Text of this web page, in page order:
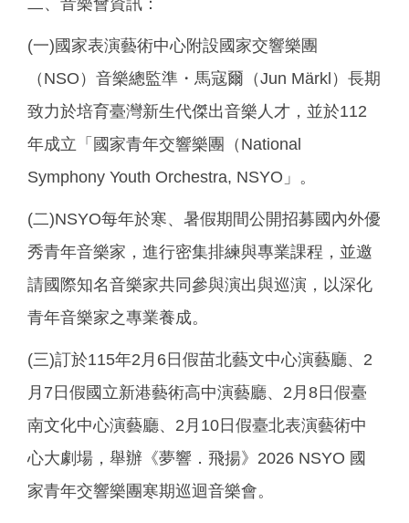
二、音樂會資訊：
(一)國家表演藝術中心附設國家交響樂團
（NSO）音樂總監準・馬寇爾（Jun Märkl）長期
致力於培育臺灣新生代傑出音樂人才，並於112
年成立「國家青年交響樂團（National
Symphony Youth Orchestra, NSYO」。
(二)NSYO每年於寒、暑假期間公開招募國內外優
秀青年音樂家，進行密集排練與專業課程，並邀
請國際知名音樂家共同參與演出與巡演，以深化
青年音樂家之專業養成。
(三)訂於115年2月6日假苗北藝文中心演藝廳、2
月7日假國立新港藝術高中演藝廳、2月8日假臺
南文化中心演藝廳、2月10日假臺北表演藝術中
心大劇場，舉辦《夢響．飛揚》2026 NSYO 國
家青年交響樂團寒期巡迴音樂會。